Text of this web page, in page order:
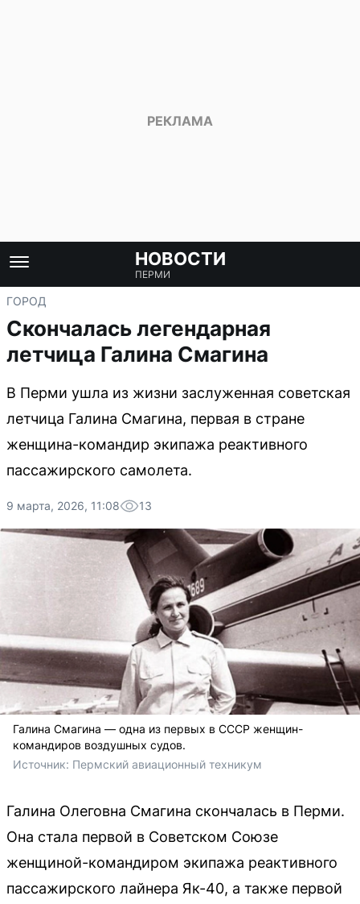
НОВОСТИ
ПЕРМИ
ГОРОД
Скончалась легендарная
летчица Галина Смагина
В Перми ушла из жизни заслуженная советская
летчица Галина Смагина, первая в стране
женщина-командир экипажа реактивного
пассажирского самолета.
9 марта, 2026, 11:08 13
Галина Смагина — одна из первых в СССР женщин-
командиров воздушных судов.
Источник: Пермский авиационный техникум
Галина Олеговна Смагина скончалась в Перми.
Она стала первой в Советском Союзе
женщиной-командиром экипажа реактивного
пассажирского лайнера Як-40, а также первой